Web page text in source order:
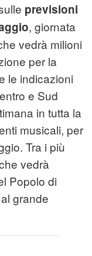
previsioni
, giornata
vedrà milioni
per la
le indicazioni
e Sud
in tutta la
musicali, per
Tra i più
vedrà
Popolo di
grande